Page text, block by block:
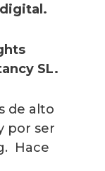
SL.
de alto
por ser
Hace